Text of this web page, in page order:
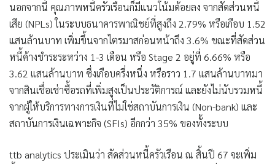
นอกจากนี้ คุณภาพหนี้ครัวเรือนก็มีแนวโน้มด้อยลง จากสัดส่วนหนี้
เสีย (NPLs) ในระบบธนาคารพาณิชย์ที่สูงถึง 2.79% หรือเกือบ 1.52
แสนล้านบาท เพิ่มขึ้นจากไตรมาสก่อนหน้าถึง 3.6% ขณะที่สัดส่วน
หนี้ค้างชำระระหว่าง 1-3 เดือน หรือ Stage 2 อยู่ที่ 6.66% หรือ
3.62 แสนล้านบาท ซึ่งเกือบครึ่งหนึ่ง หรือราว 1.7 แสนล้านบาทมา
จากสินเชื่อเช่าซื้อรถที่เพิ่มสูงเป็นประวัติการณ์ และยังไม่นับรวมหนี้
จากผู้ให้บริการทางการเงินที่ไม่ใช่สถาบันการเงิน (Non-bank) และ
สถาบันการเงินเฉพาะกิจ (SFIs) อีกกว่า 35% ของทั้งระบบ
ttb analytics ประเมินว่า สัดส่วนหนี้ครัวเรือน ณ สิ้นปี 67 จะเพิ่ม